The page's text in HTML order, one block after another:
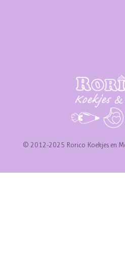
© 2012-2025 Rorico Koekjes en